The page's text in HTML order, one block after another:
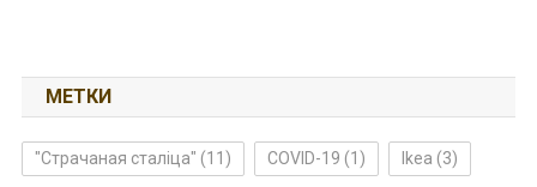
МЕТКИ
"Страчаная сталіца" (11) COVID-19 (1) Ikea (3)